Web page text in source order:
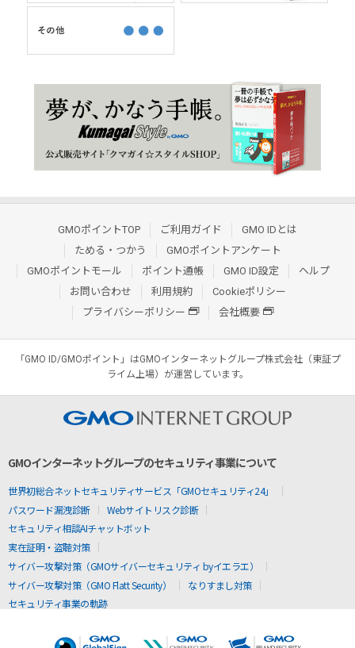
GMOポイントTOP ご利用ガイド
GMO IDとは
ためる・つかう
GMOポイントアンケート
GMOポイントモール
ポイント通帳 GMO ID設定
ヘルプ
お問い合わせ
利用規約
Cookieポリシー
プライバシーポリシー
会社概要
「GMO ID/GMOポイント」はGMOインターネットグループ株式会社（東証プ
ライム上場）が運営しています。
GMOインターネットグループのセキュリティ事業について
世界初総合ネットセキュリティサービス「GMOセキュリティ24」
パスワード漏洩診断
Webサイトリスク診断
セキュリティ相談AIチャットボット
実在証明・盗聴対策
サイバー攻撃対策（GMOサイバーセキュリティ byイエラエ）
サイバー攻撃対策（GMO Flatt Security）
なりすまし対策
セキュリティ事業の軌跡